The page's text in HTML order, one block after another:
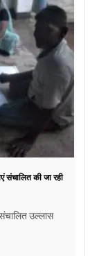
संचालित की जा रही
उल्लास